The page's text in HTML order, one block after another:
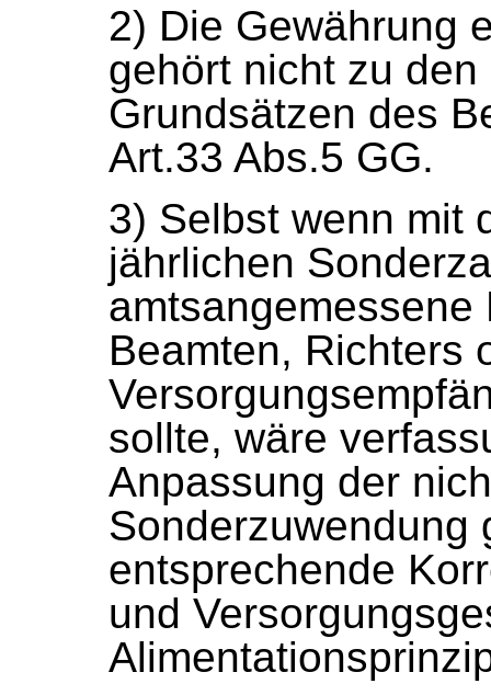
2) Die Gewährung
gehört nicht zu
Grundsätzen des
Art.33 Abs.5 GG.
3) Selbst wenn mit
jährlichen
Beamten, Richters
sollte, wäre
Anpassung der
Sonderzuwendung
entsprechende
und